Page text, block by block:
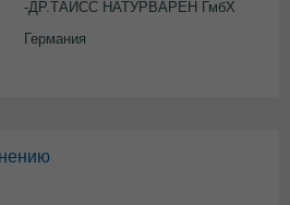
-ДР.ТАЙСС НАТУРВАРЕН ГмбХ
Германия